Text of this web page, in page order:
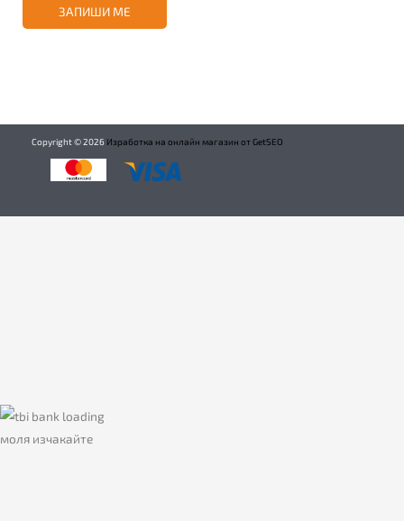
ЗАПИШИ МЕ
Copyright ©2026 Изработка на онлайн магазин от GetSEO
моля изчакайте